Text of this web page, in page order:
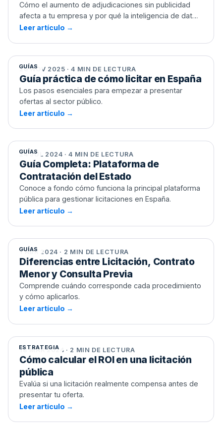
Cómo el aumento de adjudicaciones sin publicidad
afecta a tu empresa y por qué la inteligencia de datos
es hoy más necesaria que nunca
Leer artículo →
GUÍAS
Guía práctica de cómo licitar en España
20 NOV 2025 · 4 MIN DE LECTURA
Guía práctica de cómo licitar en España
Los pasos esenciales para empezar a presentar
ofertas al sector público.
Leer artículo →
GUÍAS
Guía Completa: Plataforma de
Contratación del Estado
24 JUL 2024 · 4 MIN DE LECTURA
Guía Completa: Plataforma de
Contratación del Estado
Conoce a fondo cómo funciona la principal plataforma
pública para gestionar licitaciones en España.
Leer artículo →
GUÍAS
Diferencias entre Licitación, Contrato
Menor y Consulta Previa
1 ABR 2024 · 2 MIN DE LECTURA
Diferencias entre Licitación, Contrato
Menor y Consulta Previa
Comprende cuándo corresponde cada procedimiento
y cómo aplicarlos.
Leer artículo →
ESTRATEGIA
Cómo calcular el ROI en una licitación
pública
18 MAR 2024 · 2 MIN DE LECTURA
Cómo calcular el ROI en una licitación
pública
Evalúa si una licitación realmente compensa antes de
presentar tu oferta.
Leer artículo →
Las licitaciones públicas en el sector
tecnológico